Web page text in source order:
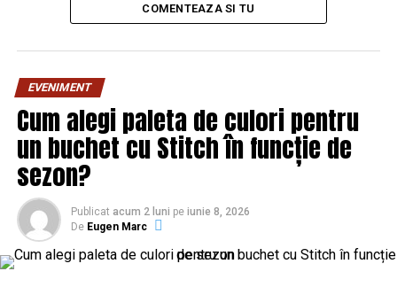
COMENTEAZA SI TU
EVENIMENT
Cum alegi paleta de culori pentru
un buchet cu Stitch în funcție de
sezon?
Publicat acum 2 luni pe iunie 8, 2026
De Eugen Marc